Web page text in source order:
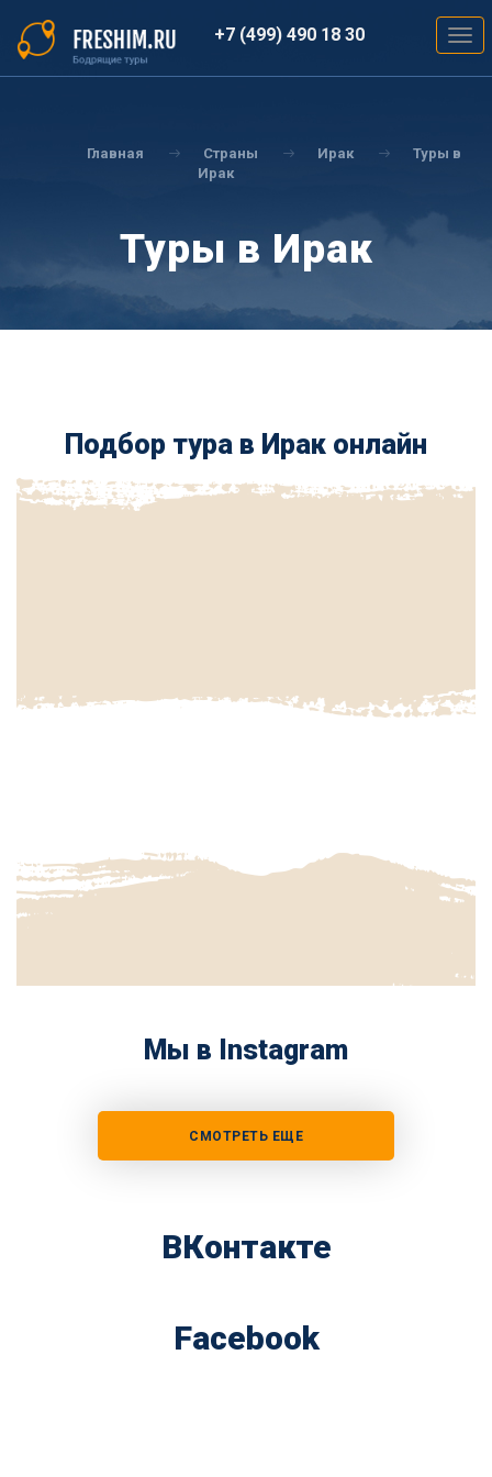
основному
содержанию
+7 (499) 490 18 30
Главная Страны Ирак
Туры в
Ирак
Туры в Ирак
Подбор тура в Ирак онлайн
Мы в Instagram
СМОТРЕТЬ ЕЩЕ
ВКонтакте
Facebook